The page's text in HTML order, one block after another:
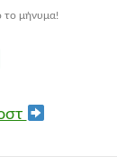
το μήνυμα!